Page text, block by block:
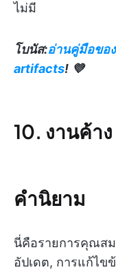
ไม่มี
โบนัส:อ่านคู่มือขอ
artifacts! 💜
10. งานค้าง
คำนิยาม
นี่คือรายการคุณส
อัปเดต, การแก้ไข